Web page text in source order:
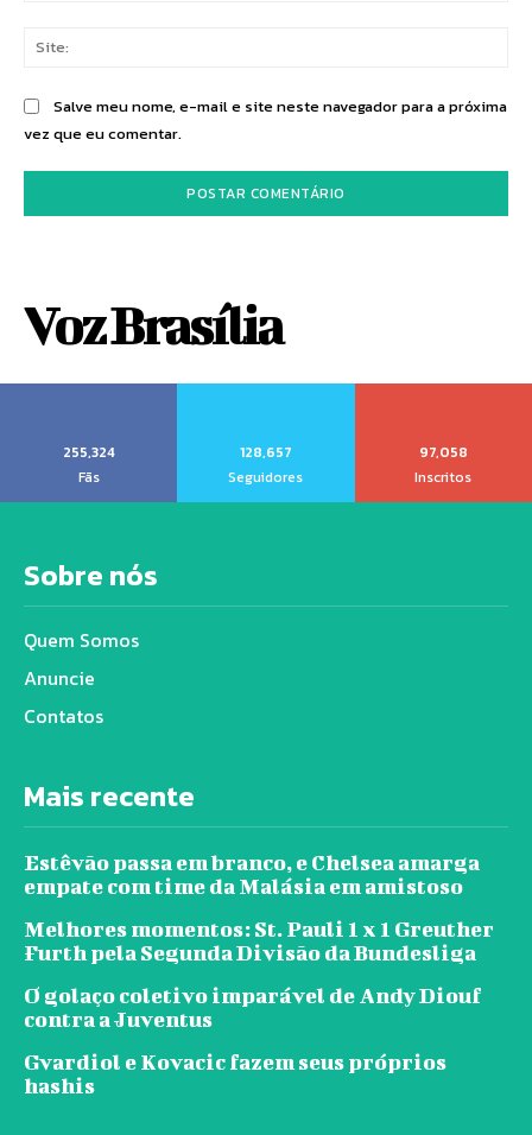
Salve meu nome, e-mail e site neste navegador para a próxima
vez que eu comentar.
Voz Brasília
255,324
Fãs
128,657
Seguidores
97,058
Inscritos
Sobre nós
Quem Somos
Anuncie
Contatos
Mais recente
Estêvão passa em branco, e Chelsea amarga
empate com time da Malásia em amistoso
Melhores momentos: St. Pauli 1 x 1 Greuther
Furth pela Segunda Divisão da Bundesliga
O golaço coletivo imparável de Andy Diouf
contra a Juventus
Gvardiol e Kovacic fazem seus próprios
hashis